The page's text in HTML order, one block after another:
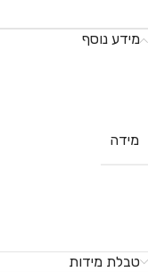
מידע נוסף
מידה
טבלת מידות